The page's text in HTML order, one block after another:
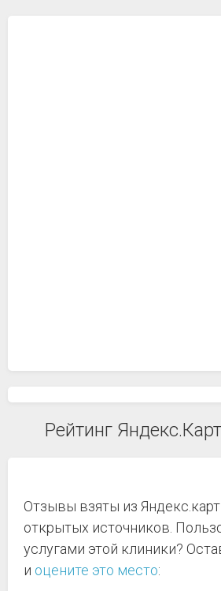
Рейтинг
Отзывы взяты из Яндекс.карт
открытых источников.
услугами этой клиники?
и оцените это место: